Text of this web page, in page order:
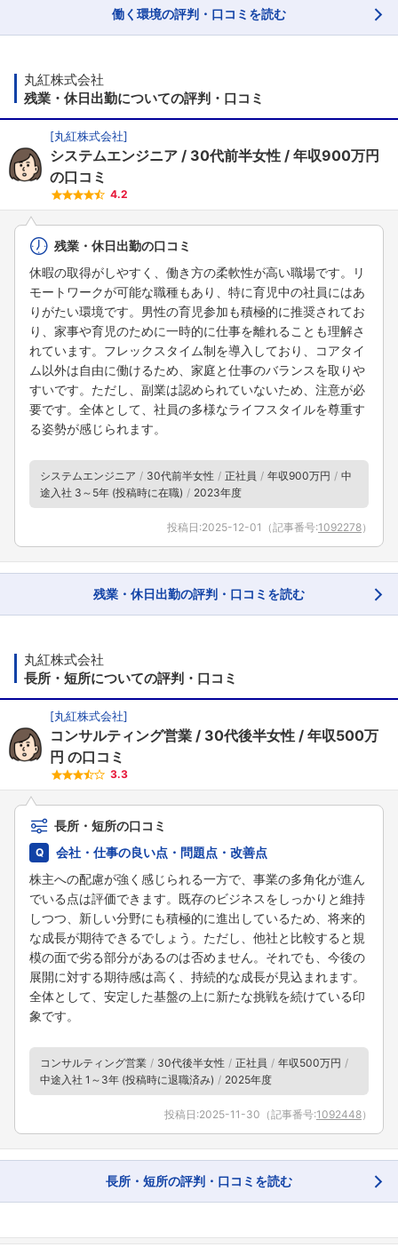
働く環境の評判・口コミを読む
丸紅株式会社
残業・休日出勤についての評判・口コミ
[丸紅株式会社]
システムエンジニア 30代前半女性
年収900万円
の口コミ
4.2
残業・休日出勤の口コミ
休暇の取得がしやすく、働き方の柔軟性が高い職場です。リ
モートワークが可能な職種もあり、特に育児中の社員にはあ
りがたい環境です。男性の育児参加も積極的に推奨されてお
り、家事や育児のために一時的に仕事を離れることも理解さ
れています。フレックスタイム制を導入しており、コアタイ
ム以外は自由に働けるため、家庭と仕事のバランスを取りや
すいです。ただし、副業は認められていないため、注意が必
要です。全体として、社員の多様なライフスタイルを尊重す
る姿勢が感じられます。
システムエンジニア 30代前半女性 正社員 年収900万円
中
途入社 3～5年 (投稿時に在職)
2023年度
投稿日:2025-12-01 （記事番号:1092278）
残業・休日出勤の評判・口コミを読む
丸紅株式会社
長所・短所についての評判・口コミ
[丸紅株式会社]
コンサルティング営業 30代後半女性
年収500万
円 の口コミ
3.3
長所・短所の口コミ
会社・仕事の良い点・問題点・改善点
株主への配慮が強く感じられる一方で、事業の多角化が進ん
でいる点は評価できます。既存のビジネスをしっかりと維持
しつつ、新しい分野にも積極的に進出しているため、将来的
な成長が期待できるでしょう。ただし、他社と比較すると規
模の面で劣る部分があるのは否めません。それでも、今後の
展開に対する期待感は高く、持続的な成長が見込まれます。
全体として、安定した基盤の上に新たな挑戦を続けている印
象です。
コンサルティング営業 30代後半女性 正社員
年収500万円
中途入社 1～3年 (投稿時に退職済み)
2025年度
投稿日:2025-11-30 （記事番号:1092448）
長所・短所の評判・口コミを読む